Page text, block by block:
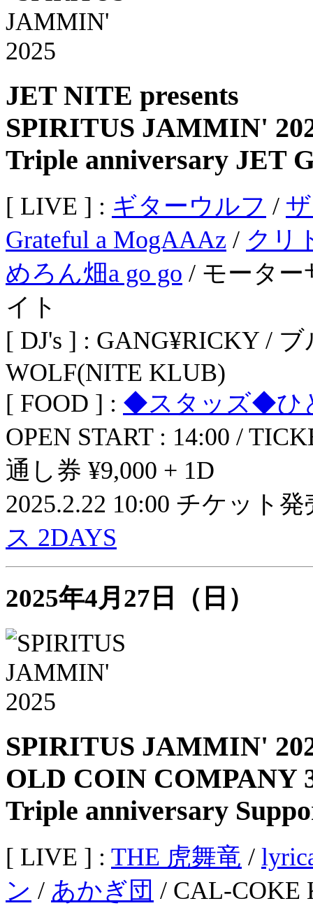
JET NITE presents
SPIRITUS JAMMIN'
Triple anniversary JET
[ LIVE ] : ギターウルフ /
Grateful a MogAAAz / クリ
めろん畑a go go / モーター
イト
[ DJ's ] : GANG¥RICKY /
WOLF(NITE KLUB)
[ FOOD ] : ◆スタッズ◆ひ
OPEN START : 14:00 /
通し券 ¥9,000 + 1D
2025.2.22 10:00 チケット
ス 2DAYS
2025年4月27日（日）
SPIRITUS JAMMIN'
OLD COIN COMPANY
Triple anniversary
[ LIVE ] : THE 虎舞竜 /
ン / あかぎ団 / CAL-COKE